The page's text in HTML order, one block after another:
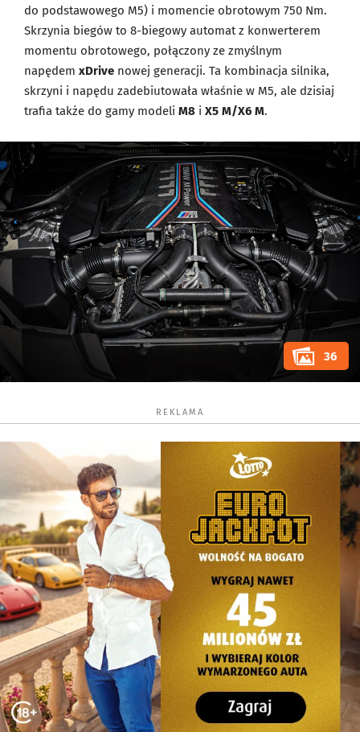
do podstawowego M5) i momencie obrotowym 750 Nm.
Skrzynia biegów to 8-biegowy automat z konwerterem
momentu obrotowego, połączony ze zmyślnym
napędem xDrive nowej generacji. Ta kombinacja silnika,
skrzyni i napędu zadebiutowała właśnie w M5, ale dzisiaj
trafia także do gamy modeli M8 i X5 M/X6 M.
36
REKLAMA